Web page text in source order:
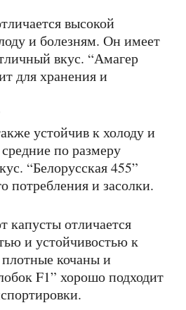
и болезням. Он имеет
вкус. “Амагер
для хранения и
по размеру
“Белорусская 455”
потребления и засолки.
и устойчивостью к
кочаны и
F1” хорошо подходит